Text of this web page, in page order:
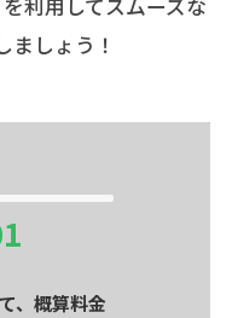
ましょう！
、概算料金